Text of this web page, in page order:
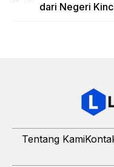
dari Negeri
Tentang Kami